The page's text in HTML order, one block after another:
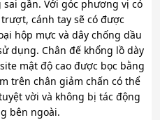
gần. Với góc phương vị có
cánh tay sẽ có được
hộp mực và dây chống dầu
dụng. Chân đế khổng lồ dày
mật độ cao được bọc bằng
trên chân giảm chấn có thể
vời và không bị tác động
bên ngoài.